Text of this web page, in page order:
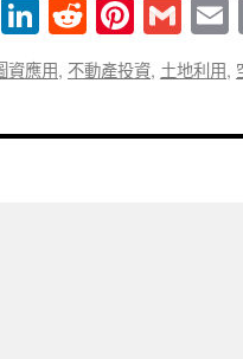
LineLinkedIn
Reddit
資應用, 不動產投資, 土地利用,